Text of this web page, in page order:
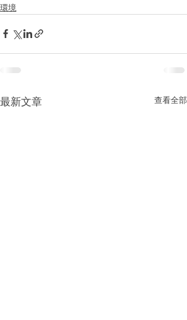
環境
最新文章 查看全部